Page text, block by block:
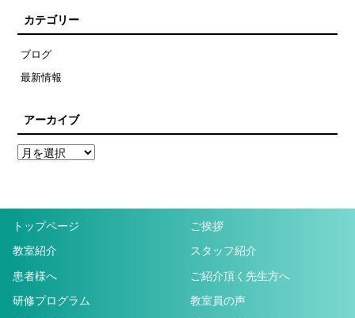
カテゴリー
ブログ
最新情報
アーカイブ
トップページ
ご挨拶
教室紹介
スタッフ紹介
患者様へ
ご紹介頂く先生方へ
研修プログラム
教室員の声